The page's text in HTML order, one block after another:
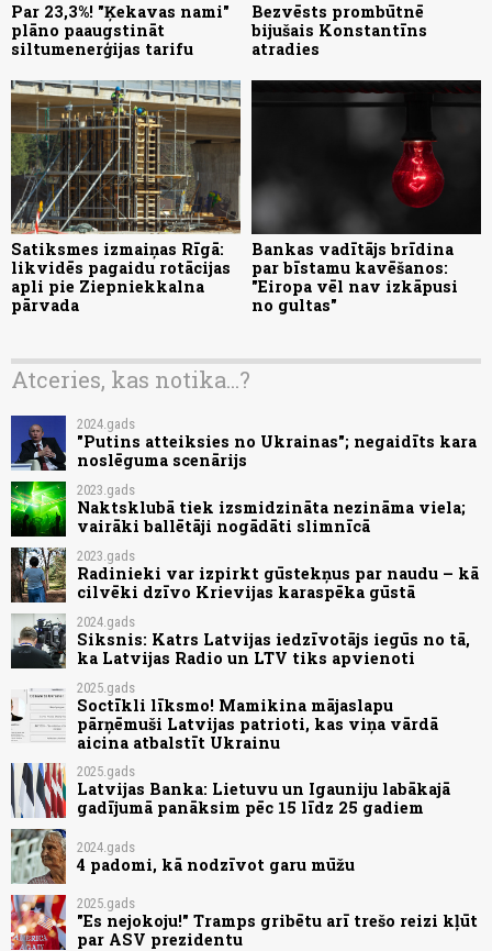
Par 23,3%! "Ķekavas nami"
plāno paaugstināt
siltumenerģijas tarifu
Bezvēsts prombūtnē
bijušais Konstantīns
atradies
Satiksmes izmaiņas Rīgā:
likvidēs pagaidu rotācijas
apli pie Ziepniekkalna
pārvada
Bankas vadītājs brīdina
par bīstamu kavēšanos:
"Eiropa vēl nav izkāpusi
no gultas"
Atceries, kas notika...?
2024.gads
"Putins atteiksies no Ukrainas"; negaidīts kara
noslēguma scenārijs
2023.gads
Naktsklubā tiek izsmidzināta nezināma viela;
vairāki ballētāji nogādāti slimnīcā
2023.gads
Radinieki var izpirkt gūstekņus par naudu – kā
cilvēki dzīvo Krievijas karaspēka gūstā
2024.gads
Siksnis: Katrs Latvijas iedzīvotājs iegūs no tā,
ka Latvijas Radio un LTV tiks apvienoti
2025.gads
Soctīkli līksmo! Mamikina mājaslapu
pārņēmuši Latvijas patrioti, kas viņa vārdā
aicina atbalstīt Ukrainu
2025.gads
Latvijas Banka: Lietuvu un Igauniju labākajā
gadījumā panāksim pēc 15 līdz 25 gadiem
2024.gads
4 padomi, kā nodzīvot garu mūžu
2025.gads
"Es nejokoju!" Tramps gribētu arī trešo reizi kļūt
par ASV prezidentu